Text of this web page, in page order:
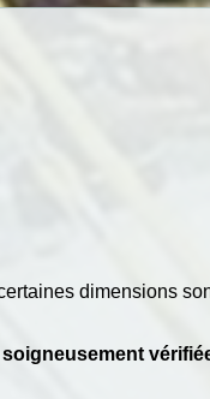
dimensions
soigneusement